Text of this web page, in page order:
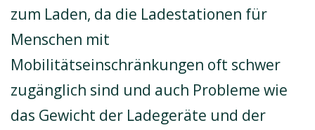
zum Laden, da die Ladestationen für
Menschen mit
Mobilitätseinschränkungen oft schwer
zugänglich sind und auch Probleme wie
das Gewicht der Ladegeräte und der